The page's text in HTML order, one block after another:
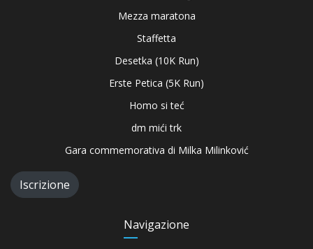
Mezza maratona
Staffetta
Desetka (10K Run)
Erste Petica (5K Run)
Homo si teć
dm mići trk
Gara commemorativa di Milka Milinković
Iscrizione
Navigazione